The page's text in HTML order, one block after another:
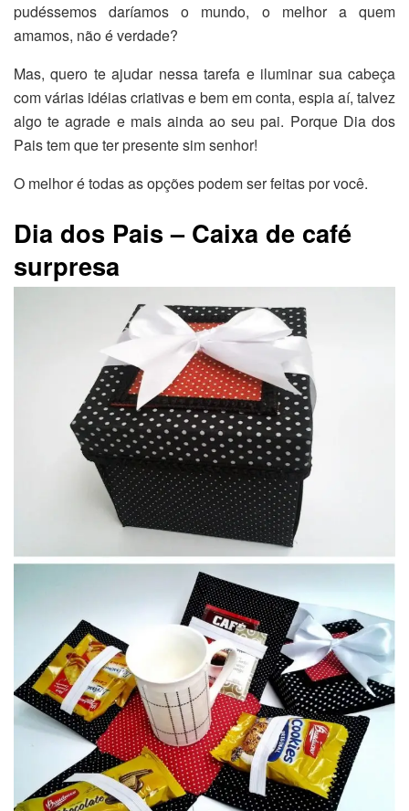
pudéssemos daríamos o mundo, o melhor a quem
amamos, não é verdade?
Mas, quero te ajudar nessa tarefa e iluminar sua cabeça
com várias idéias criativas e bem em conta, espia aí, talvez
algo te agrade e mais ainda ao seu pai. Porque Dia dos
Pais tem que ter presente sim senhor!
O melhor é todas as opções podem ser feitas por você.
Dia dos Pais – Caixa de café
surpresa